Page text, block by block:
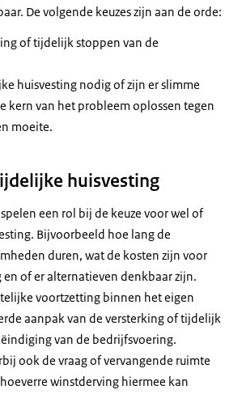
De volgende keuzes zijn aan de orde:
of tijdelijk stoppen van de
huisvesting nodig of zijn er slimme
kern van het probleem oplossen tegen
moeite.
huisvesting
een rol bij de keuze voor wel of
Bijvoorbeeld hoe lang de
duren, wat de kosten zijn voor
of er alternatieven denkbaar zijn.
voortzetting binnen het eigen
aanpak van de versterking of tijdelijk
van de bedrijfsvoering.
ook de vraag of vervangende ruimte
winstderving hiermee kan